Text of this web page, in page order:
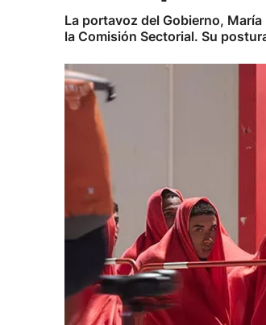
La portavoz del Gobierno,
la Comisión Sectorial. Su